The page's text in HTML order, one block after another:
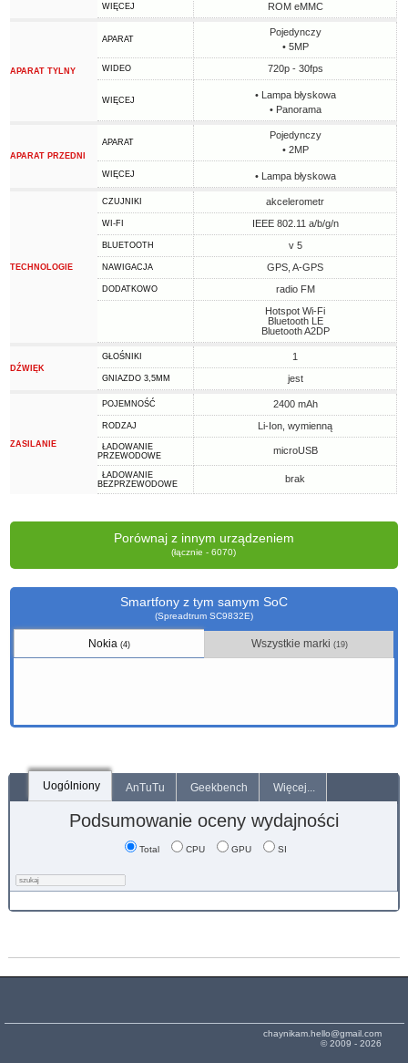
WIĘCEJ ROM eMMC
APARAT TYLNY
APARAT
Pojedynczy
• 5MP
WIDEO 720p - 30fps
WIĘCEJ
• Lampa błyskowa
• Panorama
APARAT PRZEDNI
APARAT
Pojedynczy
• 2MP
WIĘCEJ • Lampa błyskowa
TECHNOLOGIE
CZUJNIKI akcelerometr
WI-FI IEEE 802.11 a/b/g/n
BLUETOOTH v 5
NAWIGACJA GPS, A-GPS
DODATKOWO
radio FM
Hotspot Wi-Fi
Bluetooth LE
Bluetooth A2DP
DŹWIĘK
GŁOŚNIKI 1
GNIAZDO 3,5MM jest
ZASILANIE
POJEMNOŚĆ 2400 mAh
RODZAJ Li-Ion, wymienną
ŁADOWANIE
PRZEWODOWE
microUSB
ŁADOWANIE
BEZPRZEWODOWE
brak
Porównaj z innym urządzeniem
(łącznie - 6070)
Smartfony z tym samym SoC
(Spreadtrum SC9832E)
Nokia(4) Wszystkie marki (19)
Uogólniony AnTuTu Geekbench Więcej...
Podsumowanie oceny wydajności
Total CPU GPU SI
chaynikam.hello@gmail.com
© 2009 - 2026